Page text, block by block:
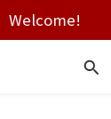
on HK orders
Welcome!
on HK orders